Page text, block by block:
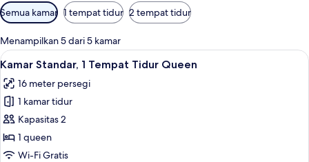
Filter
tersedia
untuk
kamar
Semua kamar 1 tempat tidur 2 tempat tidur
Menampilkan 5 dari 5 kamar
Lihat
semua
foto
untuk
Kamar
Standar,
1
Kamar Standar, 1 Tempat Tidur
5
Kamar Standar, 1 Tempat Tidur Queen
16 meter persegi
1 kamar tidur
Kapasitas 2
1 queen
Wi-Fi Gratis